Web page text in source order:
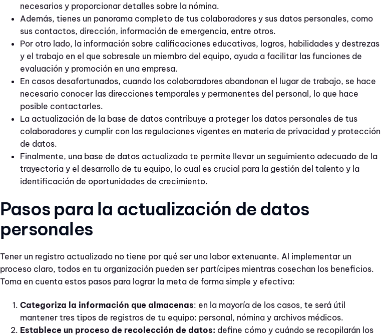
necesarios y proporcionar detalles sobre la nómina.
Además, tienes un panorama completo de tus colaboradores y sus datos personales, como
sus contactos, dirección, información de emergencia, entre otros.
Por otro lado, la información sobre calificaciones educativas, logros, habilidades y destrezas
y el trabajo en el que sobresale un miembro del equipo, ayuda a facilitar las funciones de
evaluación y promoción en una empresa.
En casos desafortunados, cuando los colaboradores abandonan el lugar de trabajo, se hace
necesario conocer las direcciones temporales y permanentes del personal, lo que hace
posible contactarles.
La actualización de la base de datos contribuye a proteger los datos personales de tus
colaboradores y cumplir con las regulaciones vigentes en materia de privacidad y protección
de datos.
Finalmente, una base de datos actualizada te permite llevar un seguimiento adecuado de la
trayectoria y el desarrollo de tu equipo, lo cual es crucial para la gestión del talento y la
identificación de oportunidades de crecimiento.
Pasos para la actualización de datos
personales
Tener un registro actualizado no tiene por qué ser una labor extenuante. Al implementar un
proceso claro, todos en tu organización pueden ser partícipes mientras cosechan los beneficios.
Toma en cuenta estos pasos para lograr la meta de forma simple y efectiva:
Categoriza la información que almacenas: en la mayoría de los casos, te será útil
mantener tres tipos de registros de tu equipo: personal, nómina y archivos médicos.
Establece un proceso de recolección de datos: define cómo y cuándo se recopilarán los